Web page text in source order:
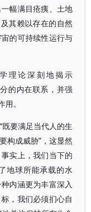
幅满目疮痍、土地
其赖以存在的自然
的可持续性运行与
理论深刻地揭示
的内在联系，并强
。
要满足当代人的生
构成威胁”，这显然
实上，我们当下的
地球所能承载的水
内涵更为丰富深入
，我们必须扪心自